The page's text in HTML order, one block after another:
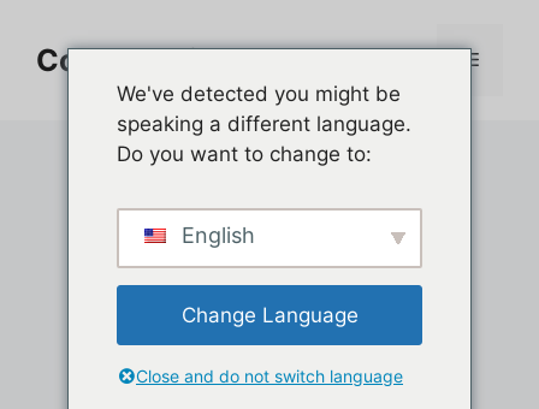
contenuComment jouer sur PC Menu
We've detected you might be
speaking a different language.
Do you want to change to:
English
Change Language
Close and do not switch language